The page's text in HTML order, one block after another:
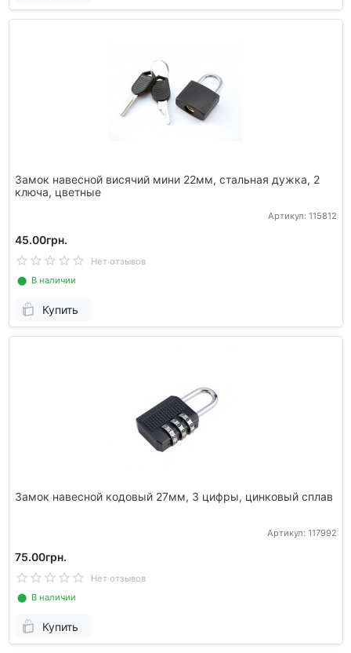
Замок навесной висячий мини 22мм, стальная дужка, 2
ключа, цветные
Артикул: 115812
45.00грн.
Нет отзывов
⬤ В наличии
Купить
Замок навесной кодовый 27мм, 3 цифры, цинковый сплав
Артикул: 117992
75.00грн.
Нет отзывов
⬤ В наличии
Купить